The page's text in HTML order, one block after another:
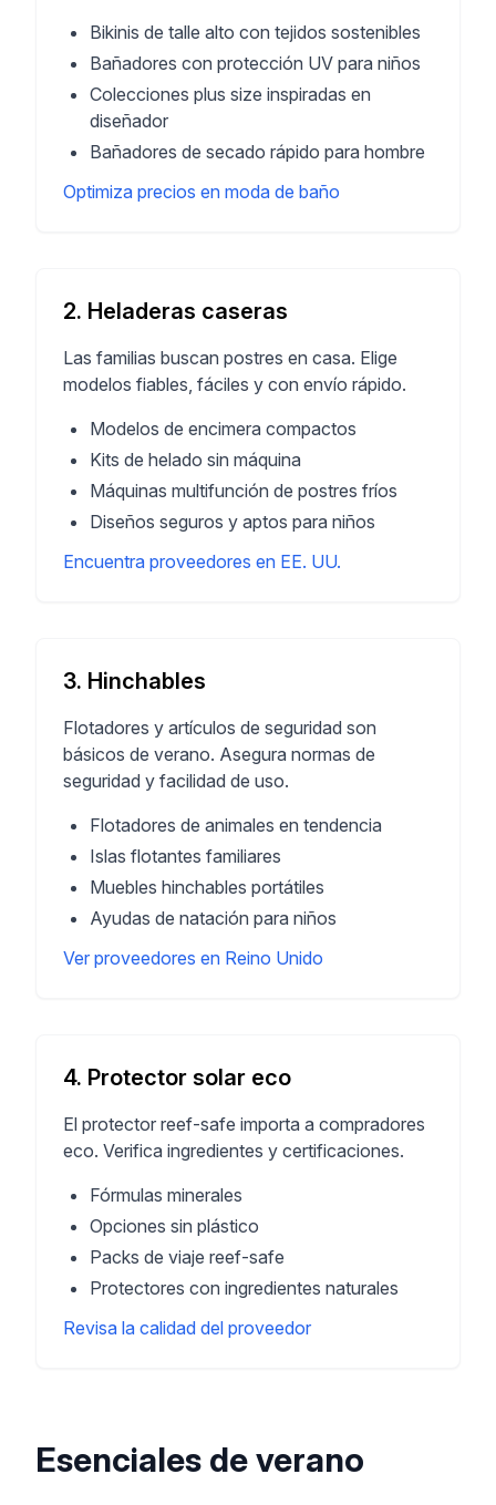
Bikinis de talle alto con tejidos sostenibles
Bañadores con protección UV para niños
Colecciones plus size inspiradas en
diseñador
Bañadores de secado rápido para hombre
Optimiza precios en moda de baño
2. Heladeras caseras
Las familias buscan postres en casa. Elige
modelos fiables, fáciles y con envío rápido.
Modelos de encimera compactos
Kits de helado sin máquina
Máquinas multifunción de postres fríos
Diseños seguros y aptos para niños
Encuentra proveedores en EE. UU.
3. Hinchables
Flotadores y artículos de seguridad son
básicos de verano. Asegura normas de
seguridad y facilidad de uso.
Flotadores de animales en tendencia
Islas flotantes familiares
Muebles hinchables portátiles
Ayudas de natación para niños
Ver proveedores en Reino Unido
4. Protector solar eco
El protector reef-safe importa a compradores
eco. Verifica ingredientes y certificaciones.
Fórmulas minerales
Opciones sin plástico
Packs de viaje reef-safe
Protectores con ingredientes naturales
Revisa la calidad del proveedor
Esenciales de verano